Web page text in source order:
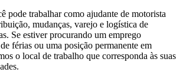
pode trabalhar como ajudante de motorista
mudanças, varejo e logística de
Se estiver procurando um emprego
férias ou uma posição permanente em
o local de trabalho que corresponda às suas